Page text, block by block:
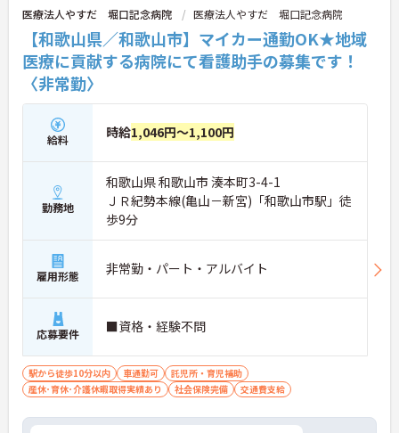
医療法人やすだ 堀口記念病院 医療法人やすだ 堀口記念病院
【和歌山県／和歌山市】マイカー通勤OK★地域
医療に貢献する病院にて看護助手の募集です！
〈非常勤〉
給料 時給1,046円～1,100円
勤務地
和歌山県 和歌山市 湊本町3-4-1
ＪＲ紀勢本線(亀山－新宮)「和歌山市駅」徒
歩9分
雇用形態 非常勤・パート・アルバイト
応募要件 ■資格・経験不問
駅から徒歩10分以内 車通勤可
託児所・育児補助
産休･育休･介護休暇取得実績あり
社会保険完備 交通費支給